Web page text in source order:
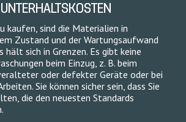
kaufen, sind die Materialien in
Zustand und der Wartungsaufwand
hält sich in Grenzen. Es gibt keine
beim Einzug, z. B. beim
oder defekter Geräte oder bei
Sie können sicher sein, dass Sie
die den neuesten Standards